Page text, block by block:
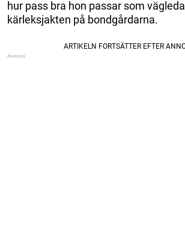
hur pass bra hon passar som
kärleksjakten på bondgårdarna.